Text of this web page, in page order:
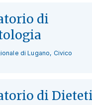
di
di Lugano, Civico
di